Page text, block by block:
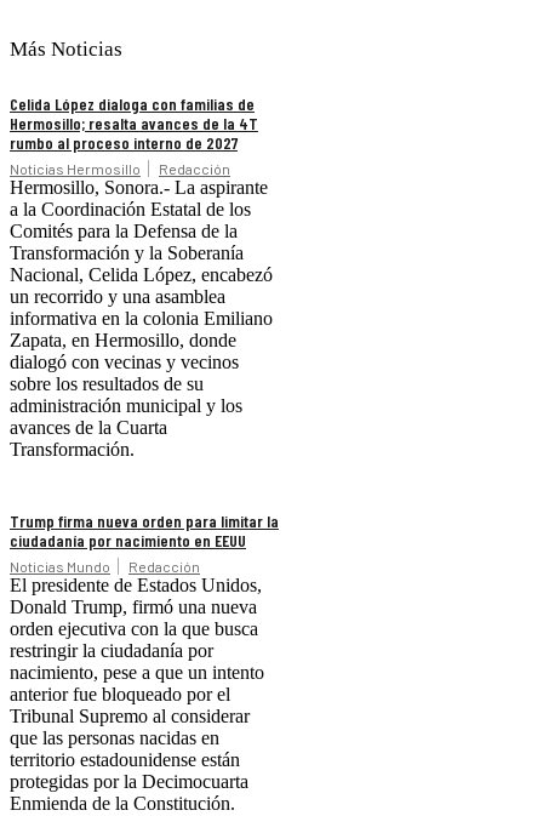
Más Noticias
Celida López dialoga con familias de
Hermosillo; resalta avances de la 4T
rumbo al proceso interno de 2027
Noticias Hermosillo Redacción
Hermosillo, Sonora.- La aspirante
a la Coordinación Estatal de los
Comités para la Defensa de la
Transformación y la Soberanía
Nacional, Celida López, encabezó
un recorrido y una asamblea
informativa en la colonia Emiliano
Zapata, en Hermosillo, donde
dialogó con vecinas y vecinos
sobre los resultados de su
administración municipal y los
avances de la Cuarta
Transformación.
Trump firma nueva orden para limitar la
ciudadanía por nacimiento en EEUU
Noticias Mundo Redacción
El presidente de Estados Unidos,
Donald Trump, firmó una nueva
orden ejecutiva con la que busca
restringir la ciudadanía por
nacimiento, pese a que un intento
anterior fue bloqueado por el
Tribunal Supremo al considerar
que las personas nacidas en
territorio estadounidense están
protegidas por la Decimocuarta
Enmienda de la Constitución.